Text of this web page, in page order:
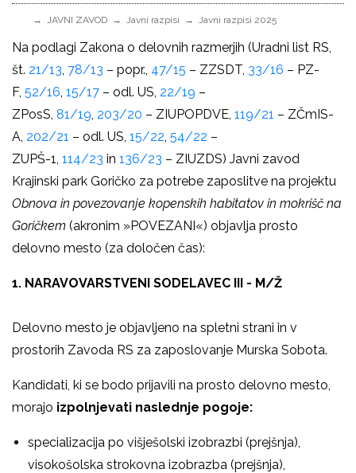
JAVNI ZAVOD Javni razpisi Javni razpisi 2025
Na podlagi Zakona o delovnih razmerjih (Uradni list RS,
št. 21/13, 78/13 – popr., 47/15 – ZZSDT, 33/16 – PZ-
F, 52/16, 15/17 – odl. US, 22/19 –
ZPosS, 81/19, 203/20 – ZIUPOPDVE, 119/21 – ZČmIS-
A, 202/21 – odl. US, 15/22, 54/22 –
ZUPŠ-1, 114/23 in 136/23 – ZIUZDS) Javni zavod
Krajinski park Goričko za potrebe zaposlitve na projektu
Obnova in povezovanje kopenskih habitatov in mokrišč na
Goričkem (akronim »POVEZANI«) objavlja prosto
delovno mesto (za določen čas):
1. NARAVOVARSTVENI SODELAVEC III - M/Ž
Delovno mesto je objavljeno na spletni strani in v
prostorih Zavoda RS za zaposlovanje Murska Sobota.
Kandidati, ki se bodo prijavili na prosto delovno mesto,
morajo izpolnjevati naslednje pogoje:
specializacija po višješolski izobrazbi (prejšnja),
visokošolska strokovna izobrazba (prejšnja),